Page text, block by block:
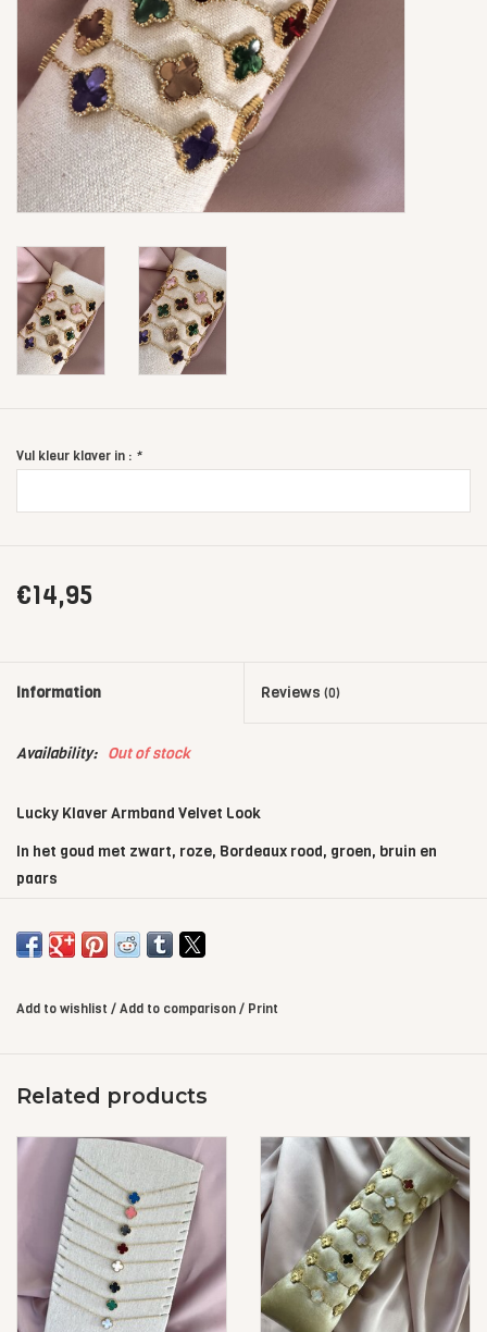
Special Satijn Koord
Brands
Vul kleur klaver in : *
€14,95
Information Reviews (0)
Availability: Out of stock
Lucky Klaver Armband Velvet Look
In het goud met zwart, roze, Bordeaux rood, groen, bruin en
paars
anders als de normale lucky klaver armbanden
Add to wishlist /Add to comparison/ Print
Related products